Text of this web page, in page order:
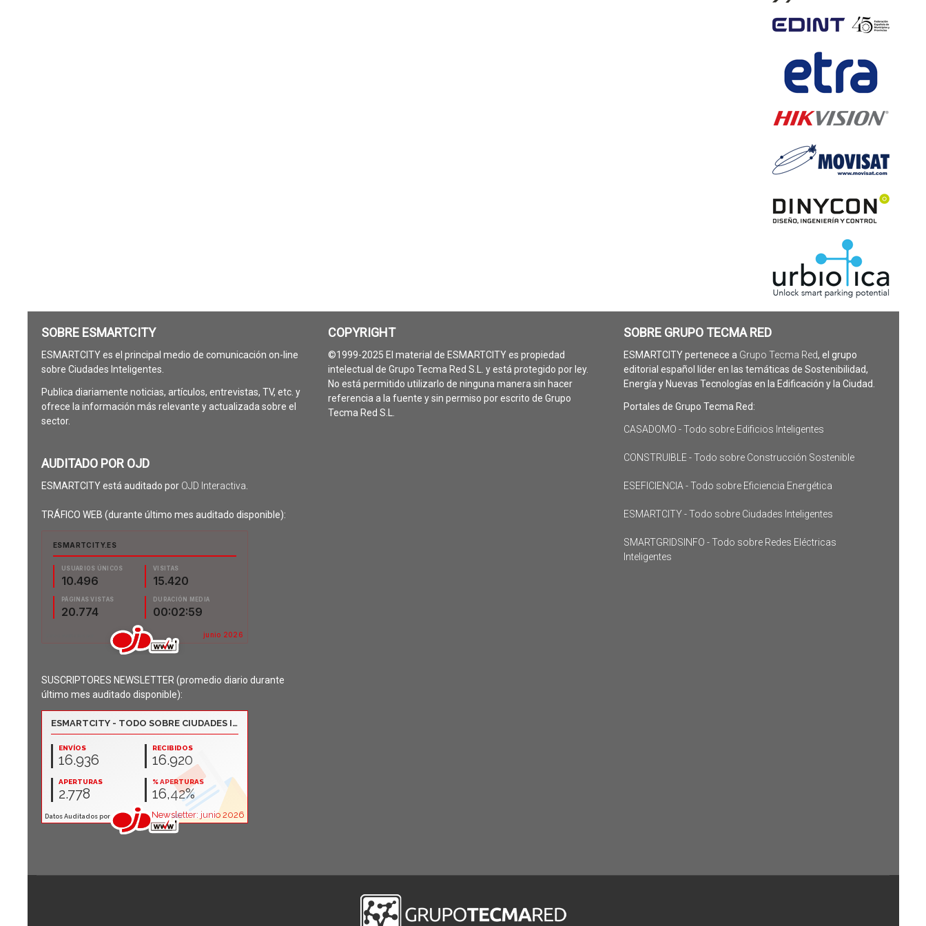
SOBRE ESMARTCITY
ESMARTCITY es el principal medio de comunicación on-line
sobre Ciudades Inteligentes.
Publica diariamente noticias, artículos, entrevistas, TV, etc. y
ofrece la información más relevante y actualizada sobre el
sector.
AUDITADO POR OJD
ESMARTCITY está auditado por OJD Interactiva
TRÁFICO WEB (durante último mes auditado disponible):
SUSCRIPTORES NEWSLETTER (promedio diario durante
último mes auditado disponible):
COPYRIGHT
©1999-2025 El material de ESMARTCITY es propiedad
intelectual de Grupo Tecma Red S.L. y está protegido por ley.
No está permitido utilizarlo de ninguna manera sin hacer
referencia a la fuente y sin permiso por escrito de Grupo
Tecma Red S.L.
SOBRE GRUPO TECMA RED
ESMARTCITY pertenece a Grupo Tecma Red, el grupo
editorial español líder en las temáticas de Sostenibilidad,
Energía y Nuevas Tecnologías en la Edificación y la Ciudad.
Portales de Grupo Tecma Red:
CASADOMO - Todo sobre Edificios Inteligentes
CONSTRUIBLE - Todo sobre Construcción Sostenible
ESEFICIENCIA - Todo sobre Eficiencia Energética
ESMARTCITY - Todo sobre Ciudades Inteligentes
SMARTGRIDSINFO - Todo sobre Redes Eléctricas
Inteligentes